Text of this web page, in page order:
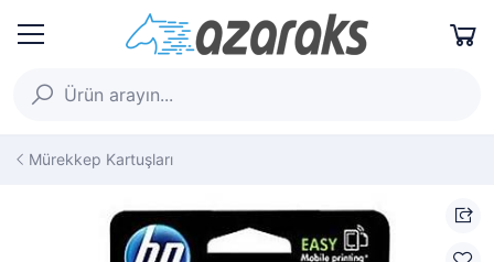
Mürekkep Kartuşları